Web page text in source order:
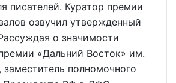
писателей. Куратор премии
озвучил утвержденный
о значимости
«Дальний Восток» им.
заместитель полномочного